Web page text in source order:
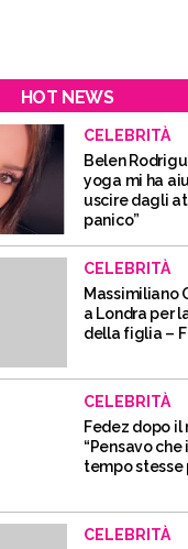
HOT NEWS
CELEBRITÀ
Belen
yoga mi ha
uscire dagli
panico”
CELEBRITÀ
Massimiliano
a Londra per
della figlia –
CELEBRITÀ
Fedez dopo il
“Pensavo che
tempo stesse
CELEBRITÀ